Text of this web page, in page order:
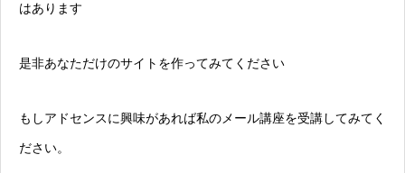
はあります
是非あなただけのサイトを作ってみてください
もしアドセンスに興味があれば私のメール講座を受講してみてく
ださい。